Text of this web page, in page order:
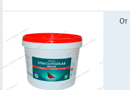
От